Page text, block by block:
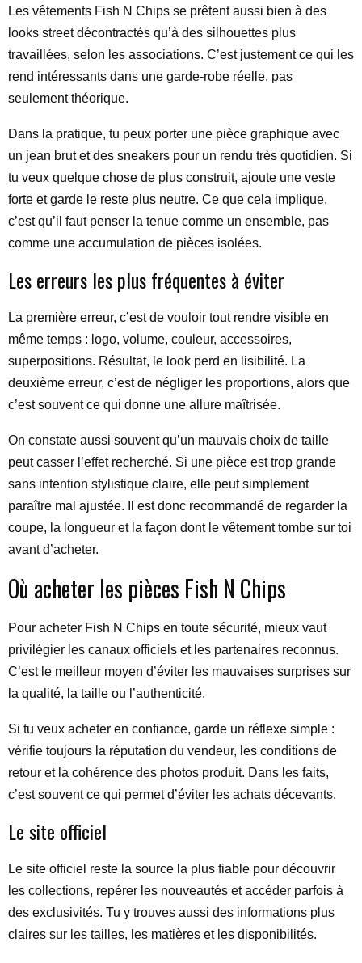
Les vêtements Fish N Chips se prêtent aussi bien à des
looks street décontractés qu’à des silhouettes plus
travaillées, selon les associations. C’est justement ce qui les
rend intéressants dans une garde-robe réelle, pas
seulement théorique.
Dans la pratique, tu peux porter une pièce graphique avec
un jean brut et des sneakers pour un rendu très quotidien. Si
tu veux quelque chose de plus construit, ajoute une veste
forte et garde le reste plus neutre. Ce que cela implique,
c’est qu’il faut penser la tenue comme un ensemble, pas
comme une accumulation de pièces isolées.
Les erreurs les plus fréquentes à éviter
La première erreur, c’est de vouloir tout rendre visible en
même temps : logo, volume, couleur, accessoires,
superpositions. Résultat, le look perd en lisibilité. La
deuxième erreur, c’est de négliger les proportions, alors que
c’est souvent ce qui donne une allure maîtrisée.
On constate aussi souvent qu’un mauvais choix de taille
peut casser l’effet recherché. Si une pièce est trop grande
sans intention stylistique claire, elle peut simplement
paraître mal ajustée. Il est donc recommandé de regarder la
coupe, la longueur et la façon dont le vêtement tombe sur toi
avant d’acheter.
Où acheter les pièces Fish N Chips
Pour acheter Fish N Chips en toute sécurité, mieux vaut
privilégier les canaux officiels et les partenaires reconnus.
C’est le meilleur moyen d’éviter les mauvaises surprises sur
la qualité, la taille ou l’authenticité.
Si tu veux acheter en confiance, garde un réflexe simple :
vérifie toujours la réputation du vendeur, les conditions de
retour et la cohérence des photos produit. Dans les faits,
c’est souvent ce qui permet d’éviter les achats décevants.
Le site officiel
Le site officiel reste la source la plus fiable pour découvrir
les collections, repérer les nouveautés et accéder parfois à
des exclusivités. Tu y trouves aussi des informations plus
claires sur les tailles, les matières et les disponibilités.